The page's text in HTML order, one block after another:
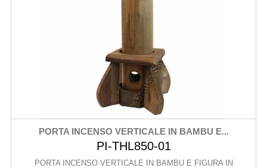
PORTA INCENSO VERTICALE IN BAMBU E...
PI-THL850-01
PORTA INCENSO VERTICALE IN BAMBU E FIGURA IN